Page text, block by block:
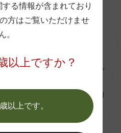
い合わせはこちら
持ちの販売店様とお取引し
通して商品を提供しており
をしております
る情報が含まれており
方はご覧いただけませ
。
以上ですか？
以上です。